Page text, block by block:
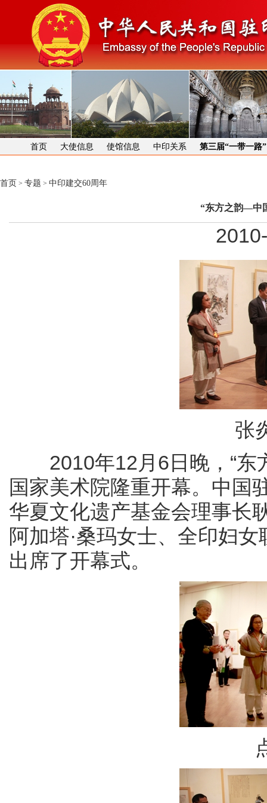
首页 大使信息 使馆信息 中印关系 第三届“一带一路
首页 > 专题 > 中印建交60周年
“东方之韵—中
张
2010年12月6日晚，“东
国家美术院隆重开幕。中国
华夏文化遗产基金会理事长
阿加塔·桑玛女士、全印妇
出席了开幕式。